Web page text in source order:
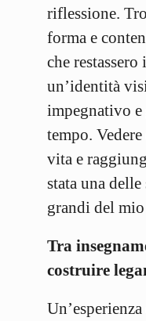
riflessione.
forma e
che restassero
un’identità
impegnativo e
tempo.
vita e
stata una
grandi del
Tra
costruire